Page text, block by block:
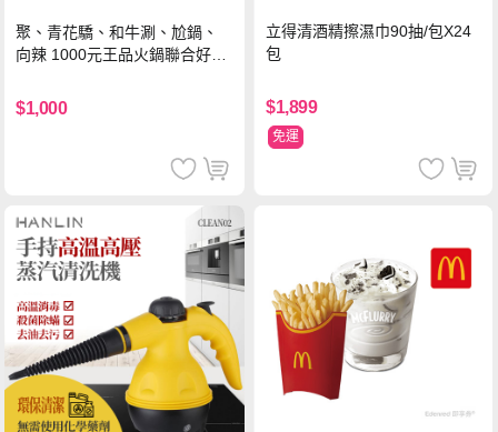
聚、青花驕、和牛涮、尬鍋、
向辣 1000元王品火鍋聯合好禮
$1,000
立得清酒精擦濕巾90抽/包X24
包
$1,899
免運